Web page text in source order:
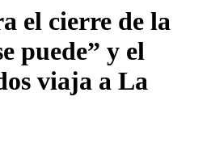
el cierre de la
puede” y el
viaja a La